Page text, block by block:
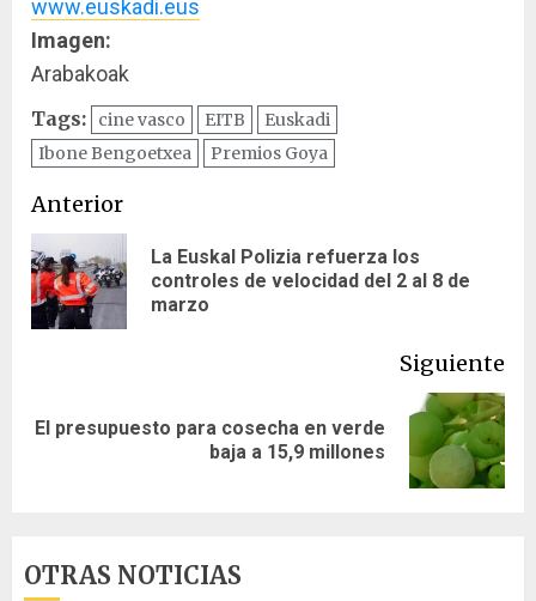
www.euskadi.eus
Imagen:
Arabakoak
Tags: cine vasco EITB
Euskadi
Ibone Bengoetxea
Premios Goya
Navegación
de
entradas
Anterior
La Euskal Polizia refuerza los
controles de velocidad del 2 al 8 de
marzo
Siguiente
Siguiente
El presupuesto para cosecha en verde
baja a 15,9 millones
OTRAS NOTICIAS